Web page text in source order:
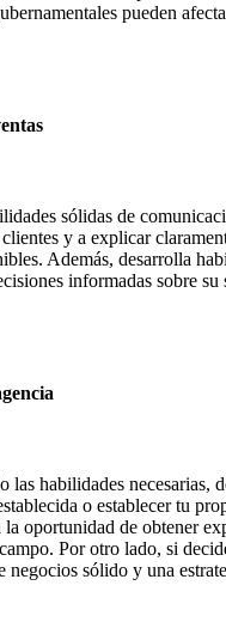
pueden
sólidas de
y a explicar
Además, desarrolla
informadas sobre su
habilidades necesarias,
o establecer tu
oportunidad de obtener
Por otro lado, si
negocios sólido y una